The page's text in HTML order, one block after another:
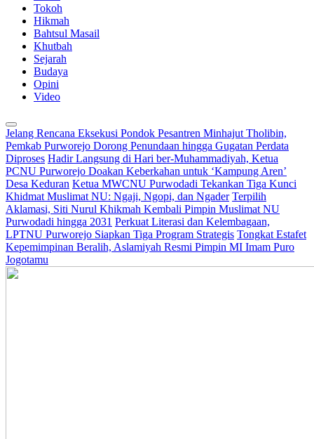
Tokoh
Hikmah
Bahtsul Masail
Khutbah
Sejarah
Budaya
Opini
Video
Jelang Rencana Eksekusi Pondok Pesantren Minhajut Tholibin,
Pemkab Purworejo Dorong Penundaan hingga Gugatan Perdata
Diproses Hadir Langsung di Hari ber-Muhammadiyah, Ketua
PCNU Purworejo Doakan Keberkahan untuk ‘Kampung Aren’
Desa Keduran Ketua MWCNU Purwodadi Tekankan Tiga Kunci
Khidmat Muslimat NU: Ngaji, Ngopi, dan Ngader Terpilih
Aklamasi, Siti Nurul Khikmah Kembali Pimpin Muslimat NU
Purwodadi hingga 2031 Perkuat Literasi dan Kelembagaan,
LPTNU Purworejo Siapkan Tiga Program Strategis Tongkat Estafet
Kepemimpinan Beralih, Aslamiyah Resmi Pimpin MI Imam Puro
Jogotamu